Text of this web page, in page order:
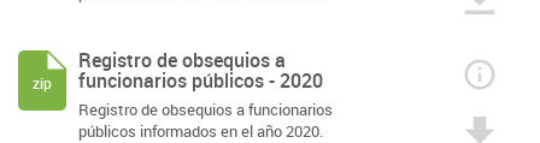
Registro de obsequios a
funcionarios públicos - 2020
Registro de obsequios a funcionarios
públicos informados en el año 2020.
zip